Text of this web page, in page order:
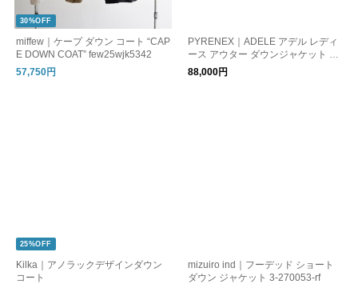
30%OFF
miffew｜ケープ ダウン コート “CAP
E DOWN COAT” few25wjk5342
57,750円
PYRENEX｜ADELE アデル レディ
ース アウター ダウンジャケット hw
y009
88,000円
25%OFF
Kilka｜アノラックデザインダウン
コート
mizuiro ind｜フーデッド ショート
ダウン ジャケット 3-270053-rf